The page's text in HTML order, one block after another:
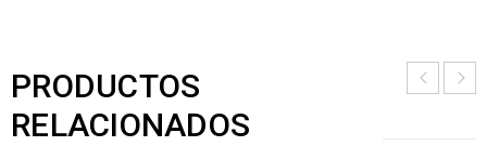
PRODUCTOS
RELACIONADOS